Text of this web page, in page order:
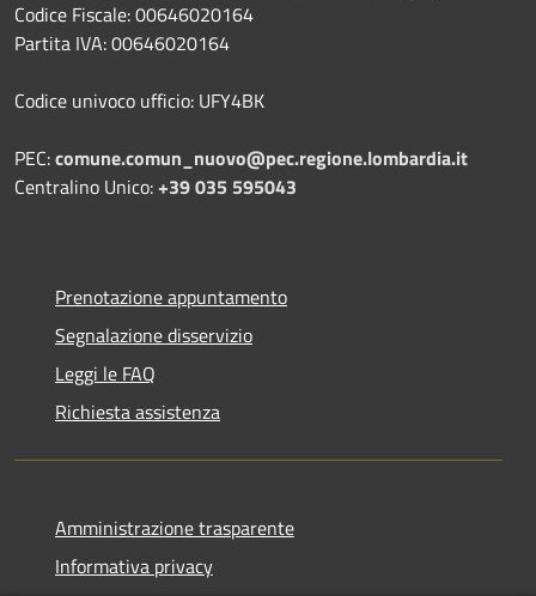
Codice Fiscale: 00646020164
Partita IVA: 00646020164
Codice univoco ufficio: UFY4BK
PEC:comune.comun_nuovo@pec.regione.lombardia.it
Centralino Unico:+39 035 595043
Prenotazione appuntamento
Segnalazione disservizio
Leggi le FAQ
Richiesta assistenza
Amministrazione trasparente
Informativa privacy